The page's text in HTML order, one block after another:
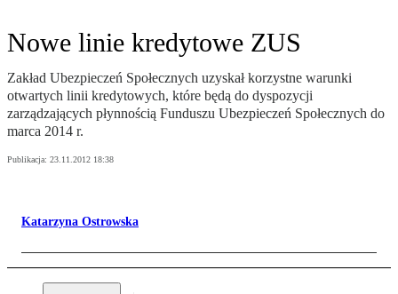
Nowe linie kredytowe ZUS
Zakład Ubezpieczeń Społecznych uzyskał korzystne warunki
otwartych linii kredytowych, które będą do dyspozycji
zarządzających płynnością Funduszu Ubezpieczeń Społecznych do
marca 2014 r.
Publikacja: 23.11.2012 18:38
Katarzyna Ostrowska